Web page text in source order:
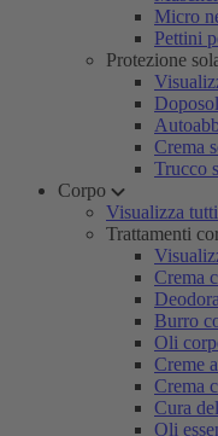
Micro
Pettini
Protezione
Crema
Trucco
Corpo
Visualizza tutti
Trattamenti
Crema
Burro
Oli
Creme
Crema
Cura
Oli